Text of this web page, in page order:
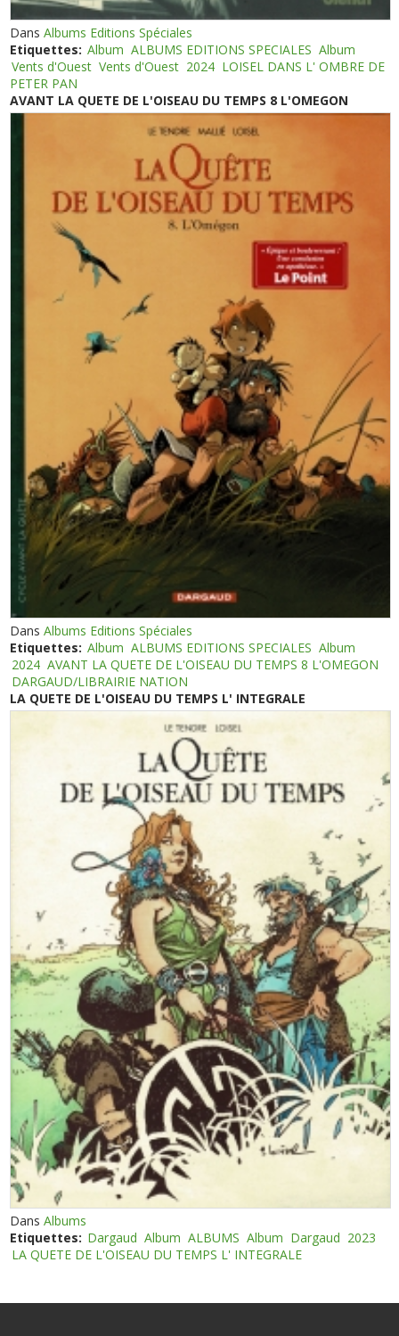
DansAlbums Editions Spéciales
Etiquettes: Album ALBUMS EDITIONS SPECIALES Album
Vents d'Ouest Vents d'Ouest 2024 LOISEL DANS L' OMBRE DE
PETER PAN
AVANT LA QUETE DE L'OISEAU DU TEMPS 8 L'OMEGON
DansAlbums Editions Spéciales
Etiquettes: Album ALBUMS EDITIONS SPECIALES Album
2024 AVANT LA QUETE DE L'OISEAU DU TEMPS 8 L'OMEGON
DARGAUD/LIBRAIRIE NATION
LA QUETE DE L'OISEAU DU TEMPS L' INTEGRALE
DansAlbums
Etiquettes: Dargaud Album ALBUMS Album Dargaud 2023
LA QUETE DE L'OISEAU DU TEMPS L' INTEGRALE